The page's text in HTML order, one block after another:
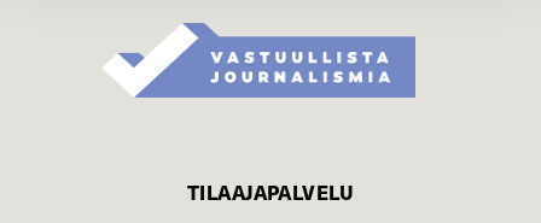
TILAAJAPALVELU